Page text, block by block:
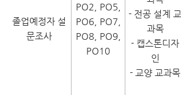
졸업예정자 설
문조사
PO2, PO5,
PO6, PO7,
PO8, PO9,
PO10
- 전공 설계 교
과목
- 캡스톤디자
인
- 교양 교과목